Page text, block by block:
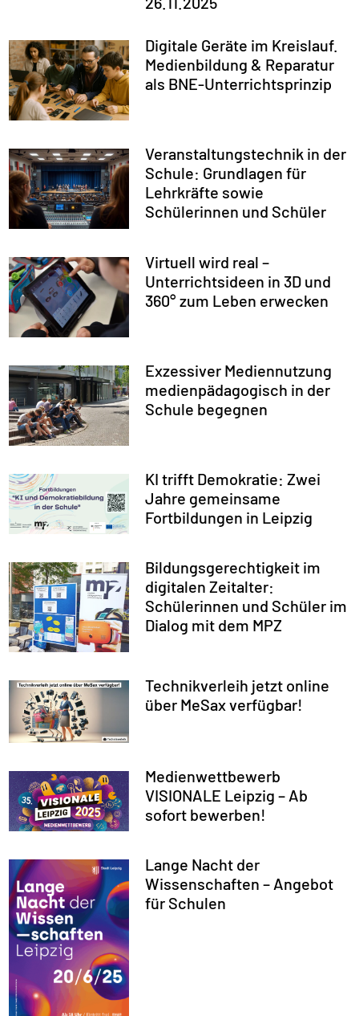
Digitale Geräte im Kreislauf.
Medienbildung & Reparatur
als BNE-Unterrichtsprinzip
Veranstaltungstechnik in der
Schule: Grundlagen für
Lehrkräfte sowie
Schülerinnen und Schüler
Virtuell wird real –
Unterrichtsideen in 3D und
360° zum Leben erwecken
Exzessiver Mediennutzung
medienpädagogisch in der
Schule begegnen
KI trifft Demokratie: Zwei
Jahre gemeinsame
Fortbildungen in Leipzig
Bildungsgerechtigkeit im
digitalen Zeitalter:
Schülerinnen und Schüler im
Dialog mit dem MPZ
Technikverleih jetzt online
über MeSax verfügbar!
Medienwettbewerb
VISIONALE Leipzig – Ab
sofort bewerben!
Lange Nacht der
Wissenschaften – Angebot
für Schulen